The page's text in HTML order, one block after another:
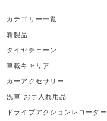
カテゴリー一覧
新製品
タイヤチェーン
車載キャリア
カーアクセサリー
洗車 お手入れ用品
ドライブアクションレコーダー